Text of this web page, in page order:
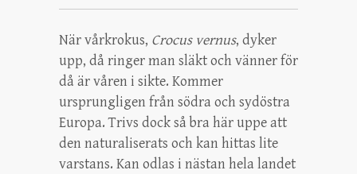
När vårkrokus, Crocus vernus, dyker
upp, då ringer man släkt och vänner för
då är våren i sikte. Kommer
ursprungligen från södra och sydöstra
Europa. Trivs dock så bra här uppe att
den naturaliserats och kan hittas lite
varstans. Kan odlas i nästan hela landet